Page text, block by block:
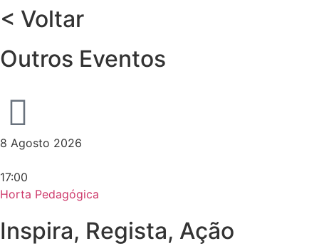
< Voltar
Outros Eventos
8 Agosto 2026
17:00
Horta Pedagógica
Inspira, Regista, Ação